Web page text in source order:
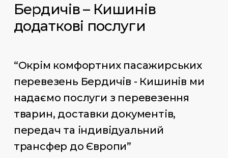
Бердичів – Кишинів
додаткові послуги
“Окрім комфортних пасажирських
перевезень Бердичів - Кишинів ми
надаємо послуги з перевезення
тварин, доставки документів,
передач та індивідуальний
трансфер до Європи”